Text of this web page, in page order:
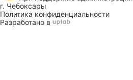
г. Чебоксары
Политика конфиденциальности
Разработано в